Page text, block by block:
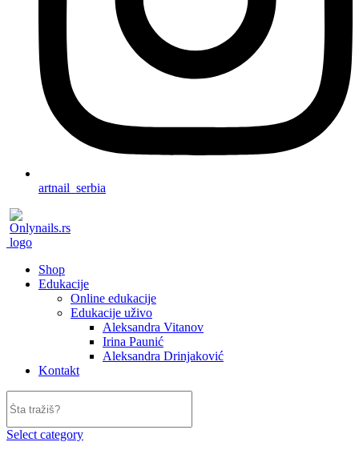
artnail_serbia
Shop
Edukacije
Online edukacije
Edukacije uživo
Aleksandra Vitanov
Irina Paunić
Aleksandra Drinjaković
Kontakt
Select category